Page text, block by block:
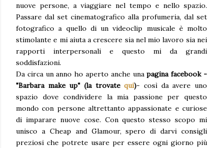
nuove persone, a viaggiare nel tempo e nello spazio.
Passare dal set cinematografico alla profumeria, dal set
fotografico a quello di un videoclip musicale è molto
stimolante e mi aiuta a crescere sia nel mio lavoro sia nei
rapporti interpersonali e questo mi da grandi
soddisfazioni.
Da circa un anno ho aperto anche unapagina facebook -
"Barbara make up" (la trovatequi)- così da avere uno
spazio dove condividere la mia passione per questo
mondo con persone altrettanto appassionate e curiose
di imparare nuove cose. Con questo stesso scopo mi
unisco a Cheap and Glamour, spero di darvi consigli
preziosi che potrete usare per essere ogni giorno più